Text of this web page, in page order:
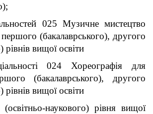
025 Музичне мистецтво
(бакалаврського), другого
рівнів вищої освіти
024 Хореографія для
(бакалаврського), другого
рівнів вищої освіти
наукового) рівня вищої